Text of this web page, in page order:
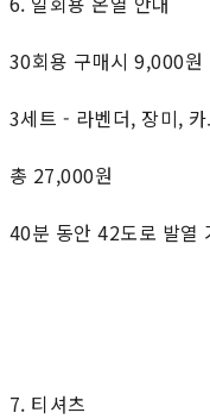
30회용 구매시 9,000원
3세트 - 라벤더, 장미,
총 27,000원
40분 동안 42도로 발열
7. 티셔츠